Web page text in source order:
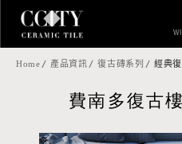
Home 產品資訊 復古磚系列 經典
費南多復古